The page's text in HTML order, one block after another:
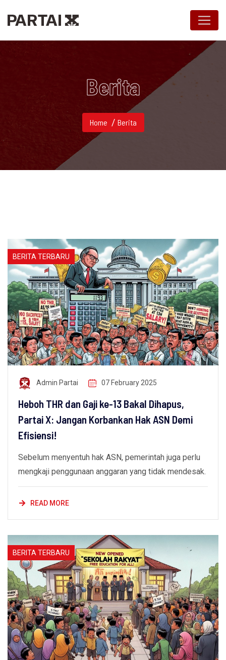
Berita
Home Berita
BERITA TERBARU
Admin Partai 07 February 2025
Heboh THR dan Gaji ke-13 Bakal Dihapus,
Partai X: Jangan Korbankan Hak ASN Demi
Efisiensi!
Sebelum menyentuh hak ASN, pemerintah juga perlu
mengkaji penggunaan anggaran yang tidak mendesak.
READ MORE
BERITA TERBARU